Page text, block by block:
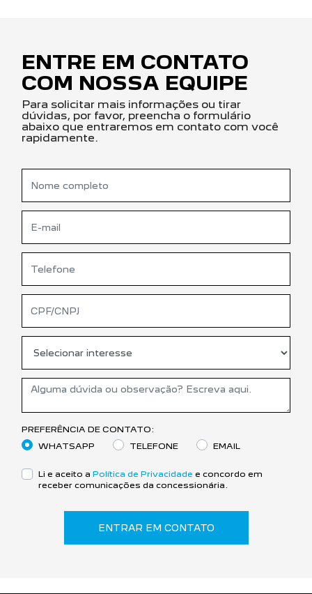
ENTRE EM CONTATO
COM NOSSA EQUIPE
Para solicitar mais informações ou tirar
dúvidas, por favor, preencha o formulário
abaixo que entraremos em contato com você
rapidamente.
PREFERÊNCIA DE CONTATO:
WHATSAPP
TELEFONE EMAIL
Li e aceito a Política de Privacidade e concordo em
receber comunicações da concessionária.
ENTRAR EM CONTATO